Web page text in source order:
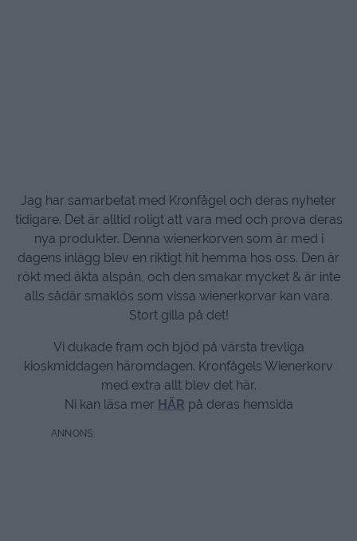
Jag har samarbetat med Kronfågel och deras nyheter
tidigare. Det är alltid roligt att vara med och prova deras
nya produkter. Denna wienerkorven som är med i
dagens inlägg blev en riktigt hit hemma hos oss. Den är
rökt med äkta alspån, och den smakar mycket & är inte
alls sådär smaklös som vissa wienerkorvar kan vara.
Stort gilla på det!
Vi dukade fram och bjöd på värsta trevliga
kioskmiddagen häromdagen. Kronfågels Wienerkorv
med extra allt blev det här.
Ni kan läsa mer HÄR på deras hemsida